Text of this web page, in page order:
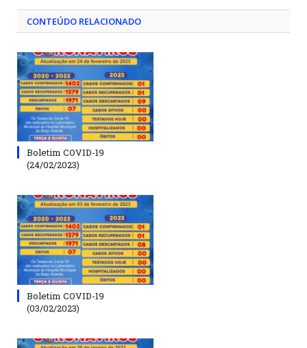
CONTEÚDO RELACIONADO
Boletim COVID-19
(24/02/2023)
Boletim COVID-19
(03/02/2023)